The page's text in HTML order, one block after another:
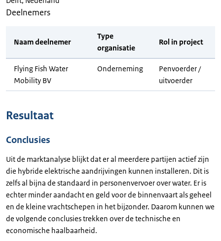
Deelnemers
Naam deelnemer
Type
organisatie
Rol in project
Flying Fish Water
Mobility BV
Onderneming
Penvoerder /
uitvoerder
Resultaat
Conclusies
Uit de marktanalyse blijkt dat er al meerdere partijen actief zijn
die hybride elektrische aandrijvingen kunnen installeren. Dit is
zelfs al bijna de standaard in personenvervoer over water. Er is
echter minder aandacht en geld voor de binnenvaart als geheel
en de kleine vrachtschepen in het bijzonder. Daarom kunnen we
de volgende conclusies trekken over de technische en
economische haalbaarheid.